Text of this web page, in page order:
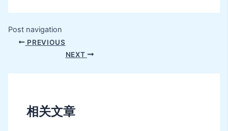
Post navigation
PREVIOUS
NEXT
相关文章